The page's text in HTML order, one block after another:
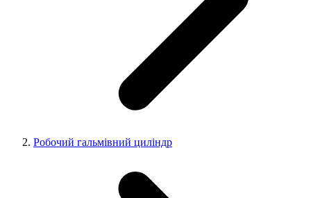
Робочий гальмівний циліндр